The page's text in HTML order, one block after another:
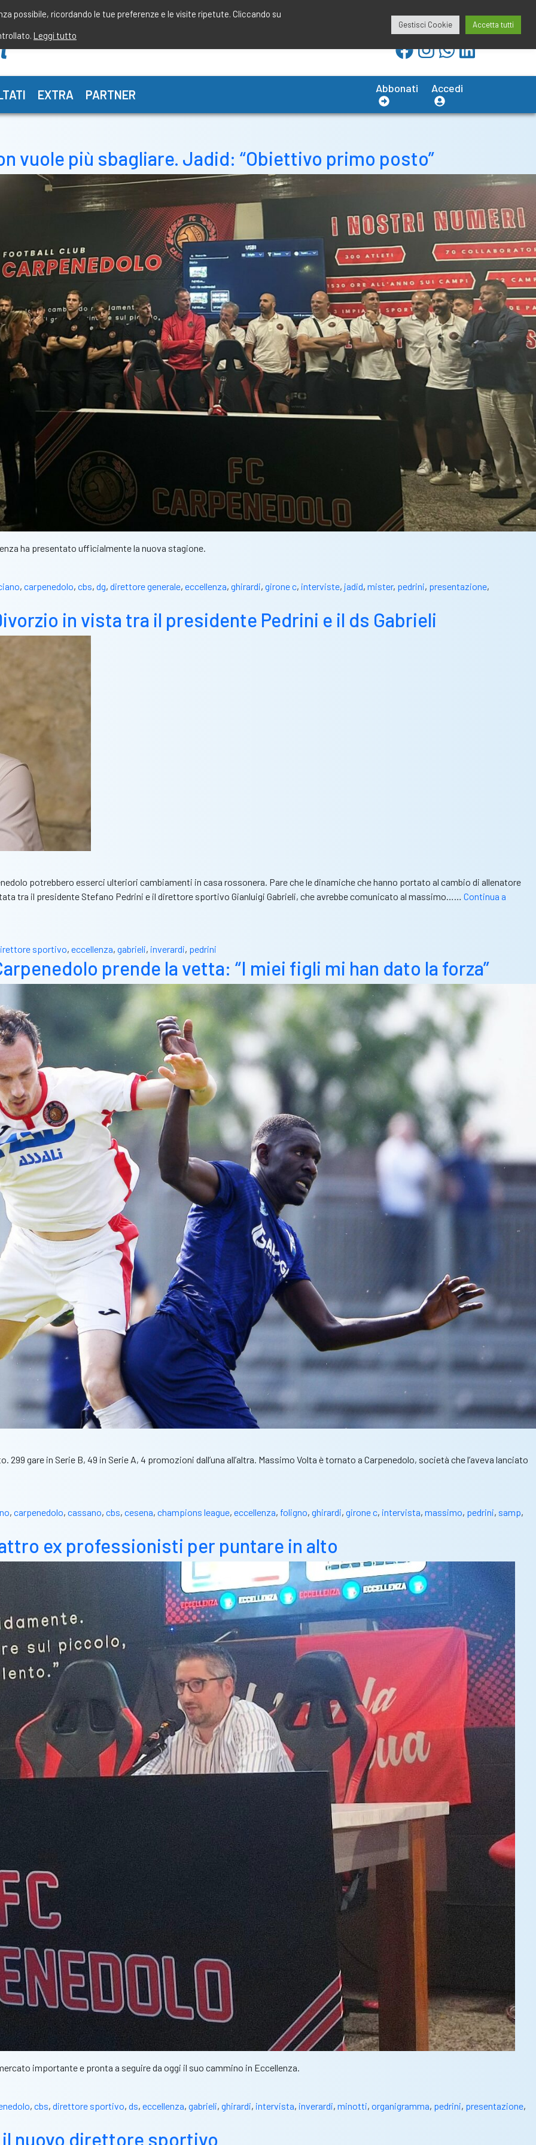
redazione@calciobresciano.it
EXTRA PARTNER Abbonati Accedi
vuole più sbagliare. Jadid: “Obiettivo primo posto”
ha presentato ufficialmente la nuova stagione.
, carpenedolo, cbs, dg, direttore generale, eccellenza, ghirardi, girone c, interviste, jadid, mister, pedrini, presentazione,
in vista tra il presidente Pedrini e il ds Gabrieli
potrebbero esserci ulteriori cambiamenti in casa rossonera. Pare che le dinamiche che hanno portato al cambio di allenatore
tra il presidente Stefano Pedrini e il direttore sportivo Gianluigi Gabrieli, che avrebbe comunicato al massimo…… Continua a
sportivo, eccellenza, gabrieli, inverardi, pedrini
prende la vetta: “I miei figli mi han dato la forza”
gare in Serie B, 49 in Serie A, 4 promozioni dall’una all’altra. Massimo Volta è tornato a Carpenedolo, società che l’aveva lanciato
, carpenedolo, cassano, cbs, cesena, champions league, eccellenza, foligno, ghirardi, girone c, intervista, massimo, pedrini, samp,
ex professionisti per puntare in alto
importante e pronta a seguire da oggi il suo cammino in Eccellenza.
, cbs, direttore sportivo, ds, eccellenza, gabrieli, ghirardi, intervista, inverardi, minotti, organigramma, pedrini, presentazione,
il nuovo direttore sportivo
possibile, ricordando le tue preferenze e le visite ripetute. Cliccando su
Leggi tutto
Gestisci Cookie Accetta tutti